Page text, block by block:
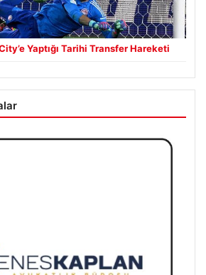
Yaptığı Tarihi Transfer Hareketi